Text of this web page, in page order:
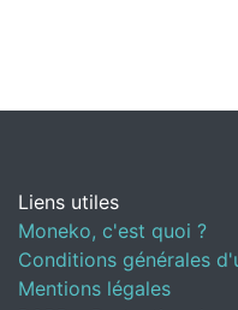
Liens utiles
Moneko, c'est quoi ?
Conditions générales
Mentions légales